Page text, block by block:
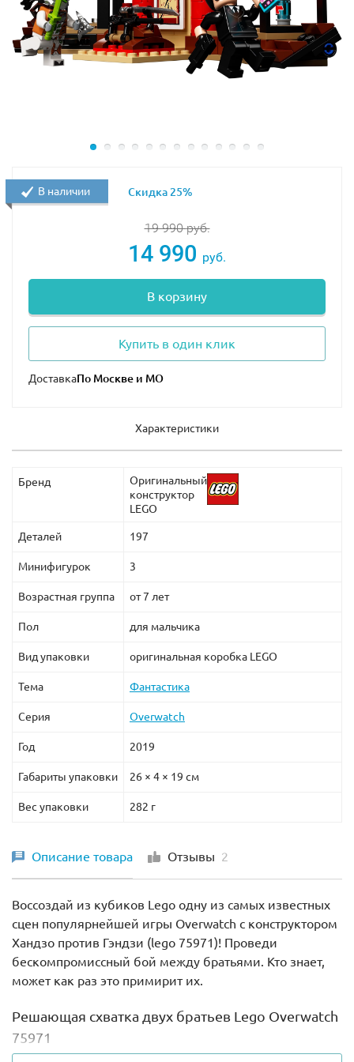
вооружение, состоящее из двух симметричных пушек,
установленных на крыльях, и одной вращающейся
турели, оборудованной самонаводящейся ракетницей.
В наборе присутствуют 5 минифигурок с аксессуарами:
помощник и начальник охраны капитан Рус Тарпалс.
19 990руб.
14 990 руб.
В корзину
Купить в один клик
Доставка
В наличии Скидка 25%
Характеристики
Бренд
Оригинальный
конструктор
LEGO
Деталей 197
Минифигурок 3
Возрастная группа от 7 лет
Пол для мальчика
Вид упаковки оригинальная коробка LEGO
Тема Фантастика
Серия Overwatch
Год 2019
Габариты упаковки 26 × 4 × 19 см
Вес упаковки 282 г
Описание товара Отзывы 2
Воссоздай из кубиков Lego одну из самых известных
сцен популярнейшей игры Overwatch с конструктором
Хандзо против Гэндзи (lego 75971)! Проведи
бескомпромиссный бой между братьями. Кто знает,
может как раз это примирит их.
Решающая схватка двух братьев Lego Overwatch
75971